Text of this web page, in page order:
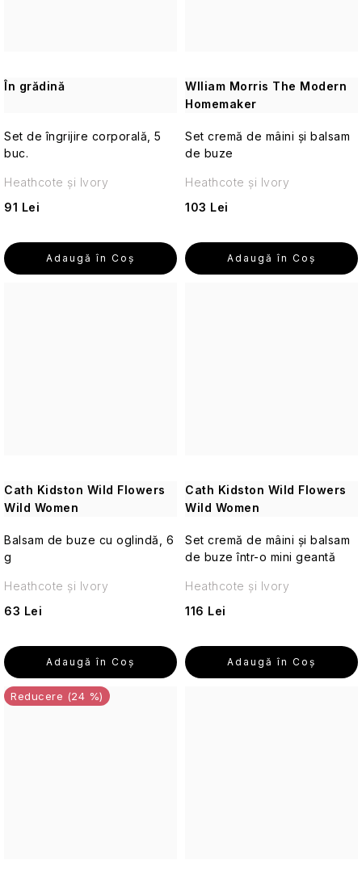
pentru
Cosmetice
Îngrijirea
de
călătorie
Parfumuri
Cosmetice
corporale
În grădină
Set de îngrijire corporală, 5
buc.
91 Lei
Adaugă în Coş
Heathcote și Ivory
Wlliam Morris The Modern
Homemaker
Set cremă de mâini și balsam
de buze
103 Lei
Adaugă în Coş
Heathcote și Ivory
Cath Kidston Wild Flowers
Wild Women
Balsam de buze cu oglindă, 6
g
63 Lei
Adaugă în Coş
Heathcote și Ivory
Cath Kidston Wild Flowers
Wild Women
Set cremă de mâini și balsam
de buze într-o mini geantă
116 Lei
Adaugă în Coş
Heathcote și Ivory
(24 %)